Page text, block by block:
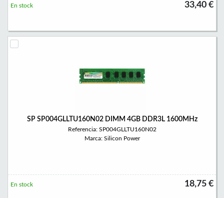
33,40 €
En stock
SP SP004GLLTU160N02 DIMM 4GB DDR3L 1600MHz
Referencia: SP004GLLTU160N02
Marca: Silicon Power
18,75 €
En stock